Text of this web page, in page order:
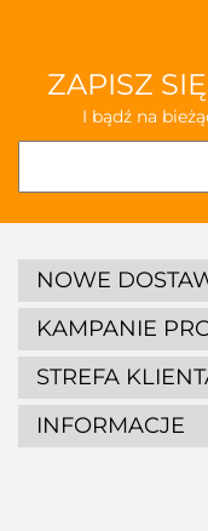
ZAPISZ
I bądź na
NOWE
KAMPANIE
STREFA
INFORMACJE